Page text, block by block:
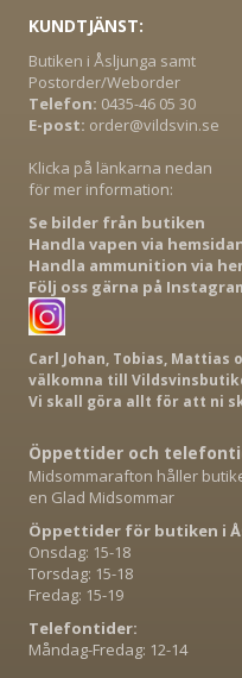
KUNDTJÄNST:
Butiken i Åsljunga samt
Postorder/Weborder
Telefon: 0435-46 05 30
E-post: order@vildsvin.se
Klicka på länkarna nedan
för mer information:
Se bilder från butiken
Handla vapen via
Handla ammunition via
Följ oss gärna på
Carl Johan, Tobias, Mattias
välkomna till
Vi skall göra allt för att ni
Öppettider och
Midsommarafton håller
en Glad Midsommar
Öppettider för butiken i
Onsdag: 15-18
Torsdag: 15-18
Fredag: 15-19
Telefontider:
Måndag-Fredag: 12-14